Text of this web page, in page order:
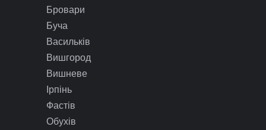
Бровари
Буча
Васильків
Вишгород
Вишневе
Ірпінь
Фастів
Обухів